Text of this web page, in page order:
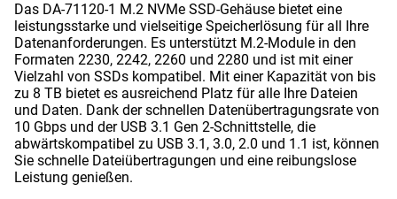
Das DA-71120-1 M.2 NVMe SSD-Gehäuse bietet eine
leistungsstarke und vielseitige Speicherlösung für all Ihre
Datenanforderungen. Es unterstützt M.2-Module in den
Formaten 2230, 2242, 2260 und 2280 und ist mit einer
Vielzahl von SSDs kompatibel. Mit einer Kapazität von bis
zu 8 TB bietet es ausreichend Platz für alle Ihre Dateien
und Daten. Dank der schnellen Datenübertragungsrate von
10 Gbps und der USB 3.1 Gen 2-Schnittstelle, die
abwärtskompatibel zu USB 3.1, 3.0, 2.0 und 1.1 ist, können
Sie schnelle Dateiübertragungen und eine reibungslose
Leistung genießen.